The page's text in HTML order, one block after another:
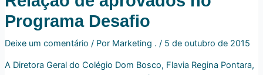
Programa Desafio
Deixe um comentário / Por Marketing . / 5 de outubro de 2015
A Diretora Geral do Colégio Dom Bosco, Flavia Regina Pontara,